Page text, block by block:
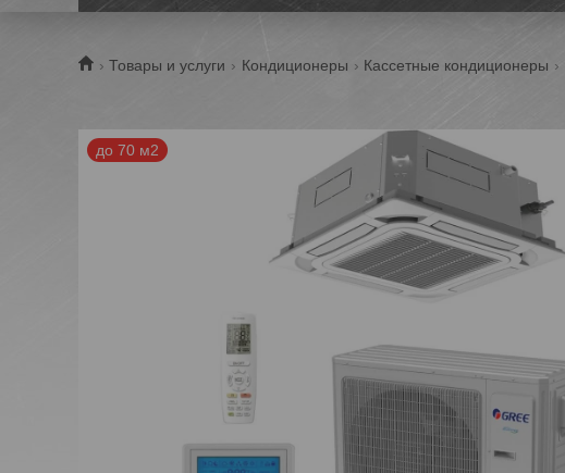
Товары и услуги Кондиционеры Кассетные кондиционеры
до 70 м2